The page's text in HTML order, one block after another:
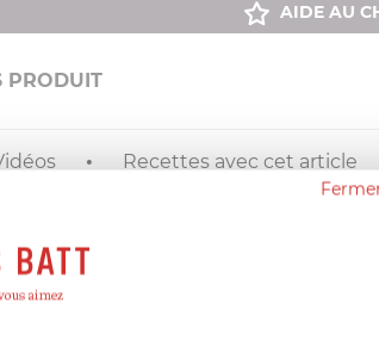
AIDE AU
PRODUIT
Recettes avec cet article
l'eau est chauffée. Il permet de